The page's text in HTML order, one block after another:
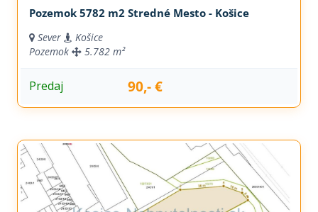
Pozemok 5782 m2 Stredné Mesto - Košice
Sever
Košice
Pozemok
5.782 m²
Predaj 90,- €